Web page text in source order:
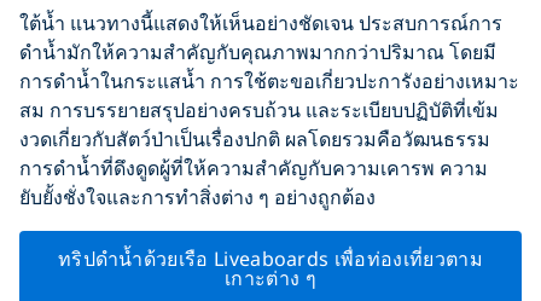
ใต้น้ำ แนวทางนี้แสดงให้เห็นอย่างชัดเจน ประสบการณ์การ
ดำน้ำมักให้ความสำคัญกับคุณภาพมากกว่าปริมาณ โดยมี
การดำน้ำในกระแสน้ำ การใช้ตะขอเกี่ยวปะการังอย่างเหมาะ
สม การบรรยายสรุปอย่างครบถ้วน และระเบียบปฏิบัติที่เข้ม
งวดเกี่ยวกับสัตว์ป่าเป็นเรื่องปกติ ผลโดยรวมคือวัฒนธรรม
การดำน้ำที่ดึงดูดผู้ที่ให้ความสำคัญกับความเคารพ ความ
ยับยั้งชั่งใจและการทำสิ่งต่าง ๆ อย่างถูกต้อง
ทริปดำน้ำด้วยเรือ Liveaboards เพื่อท่องเที่ยวตาม
เกาะต่าง ๆ